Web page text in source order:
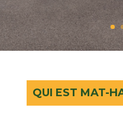
QUI EST MAT-